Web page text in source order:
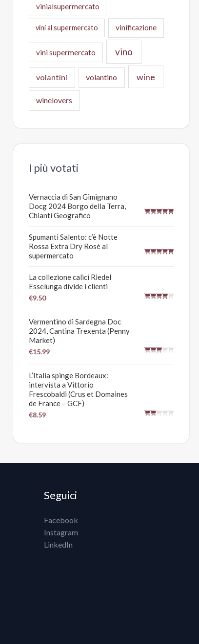
vinialsupermercato
vini al supermercato vinificazione
vini supermercato vino
volantini volantino wine
winelovers
I più votati
Vernaccia di San Gimignano
Docg 2024 Borgo della Terra,
Chianti Geografico
Spumanti Salento: c’è Notte
Rossa Extra Dry Rosé al
supermercato
La collezione calici Riedel
Esselunga divide i clienti
€9.50
Vermentino di Sardegna Doc
2024, Cantina Trexenta (Penny
Market)
€15.99
L’Italia spinge Bordeaux:
intervista a Vittorio
Frescobaldi (Crus et Domaines
de France – GCF)
€8.59
Seguici
Facebook
Instagram
LinkedIn